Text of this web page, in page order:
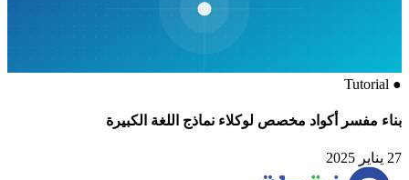
●
Tutorial
بناء مفسر أكواد مخصص لوكلاء نماذج اللغة الكبيرة
27 يناير 2025